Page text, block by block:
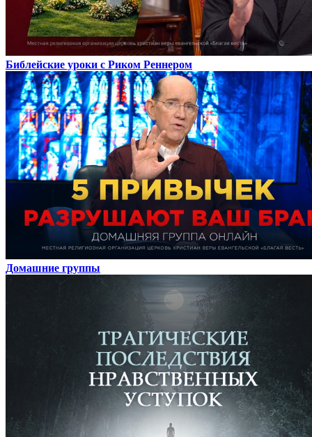
Библейские уроки с Риком Реннером
Домашние группы